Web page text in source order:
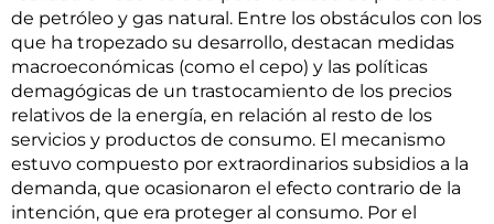
de petróleo y gas natural. Entre los obstáculos con los
que ha tropezado su desarrollo, destacan medidas
macroeconómicas (como el cepo) y las políticas
demagógicas de un trastocamiento de los precios
relativos de la energía, en relación al resto de los
servicios y productos de consumo. El mecanismo
estuvo compuesto por extraordinarios subsidios a la
demanda, que ocasionaron el efecto contrario de la
intención, que era proteger al consumo. Por el